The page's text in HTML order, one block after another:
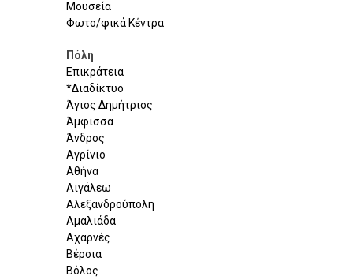
Μουσεία
Φωτο/φικά Κέντρα
Πόλη
Επικράτεια
*Διαδίκτυο
Άγιος Δημήτριος
Άμφισσα
Άνδρος
Αγρίνιο
Αθήνα
Αιγάλεω
Αλεξανδρούπολη
Αμαλιάδα
Αχαρνές
Βέροια
Βόλος